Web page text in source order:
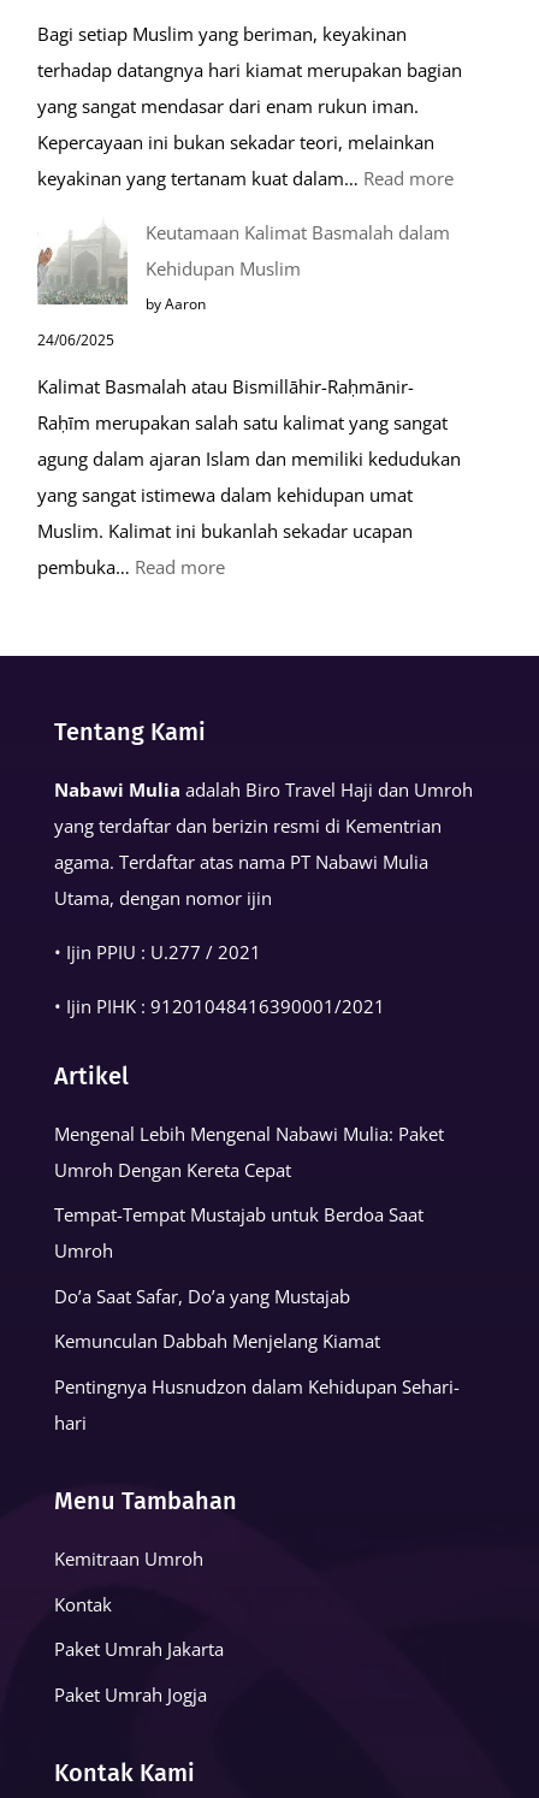
Bagi setiap Muslim yang beriman, keyakinan
terhadap datangnya hari kiamat merupakan bagian
yang sangat mendasar dari enam rukun iman.
Kepercayaan ini bukan sekadar teori, melainkan
keyakinan yang tertanam kuat dalam… Read more:
Keutamaan Kalimat Basmalah dalam
Kehidupan Muslim
by Aaron
24/06/2025
Kalimat Basmalah atau Bismillāhir-Raḥmānir-
Raḥīm merupakan salah satu kalimat yang sangat
agung dalam ajaran Islam dan memiliki kedudukan
yang sangat istimewa dalam kehidupan umat
Muslim. Kalimat ini bukanlah sekadar ucapan
pembuka… Read more:
Muslim
Tentang Kami
Nabawi Mulia adalah Biro Travel Haji dan Umroh
yang terdaftar dan berizin resmi di Kementrian
agama. Terdaftar atas nama PT Nabawi Mulia
Utama, dengan nomor ijin
• Ijin PPIU : U.277 / 2021
• Ijin PIHK : 91201048416390001/2021
Artikel
Mengenal Lebih Mengenal Nabawi Mulia: Paket
Umroh Dengan Kereta Cepat
Tempat-Tempat Mustajab untuk Berdoa Saat
Umroh
Do’a Saat Safar, Do’a yang Mustajab
Kemunculan Dabbah Menjelang Kiamat
Pentingnya Husnudzon dalam Kehidupan Sehari-
hari
Menu Tambahan
Kemitraan Umroh
Kontak
Paket Umrah Jakarta
Paket Umrah Jogja
Kontak Kami